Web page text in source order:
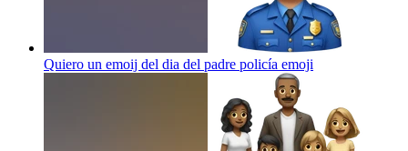
Quiero un emoij del dia del padre policía emoji